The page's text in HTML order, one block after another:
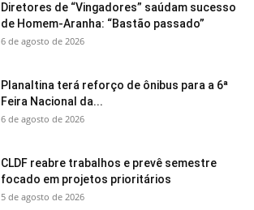
Diretores de “Vingadores” saúdam sucesso
de Homem-Aranha: “Bastão passado”
6 de agosto de 2026
Planaltina terá reforço de ônibus para a 6ª
Feira Nacional da...
6 de agosto de 2026
CLDF reabre trabalhos e prevê semestre
focado em projetos prioritários
5 de agosto de 2026